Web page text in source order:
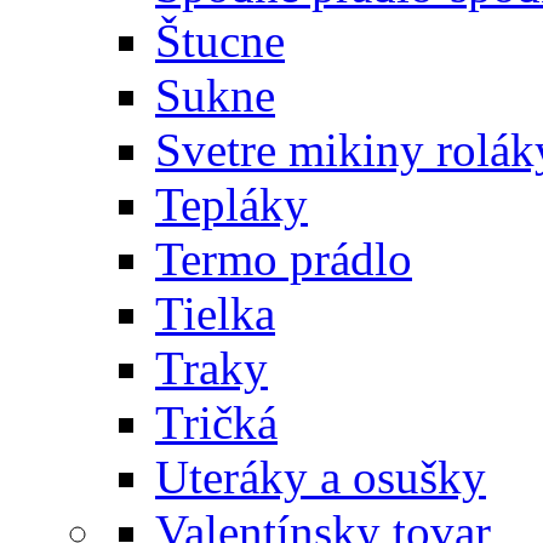
Štucne
Sukne
Svetre mikiny
Tepláky
Termo prádlo
Tielka
Traky
Tričká
Uteráky a osušky
Valentínsky tovar